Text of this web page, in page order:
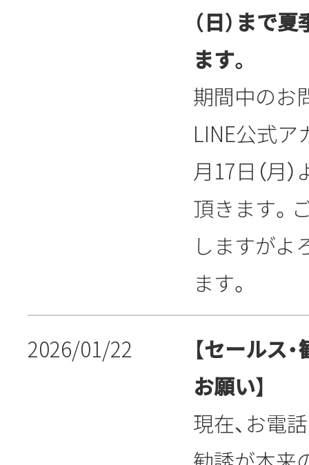
（日）まで
ます。
期間中のお
LINE公式ア
月17日（月
頂きます。
しますがよ
ます。
2026/01/22
【セールス
お願い】
現在、お電